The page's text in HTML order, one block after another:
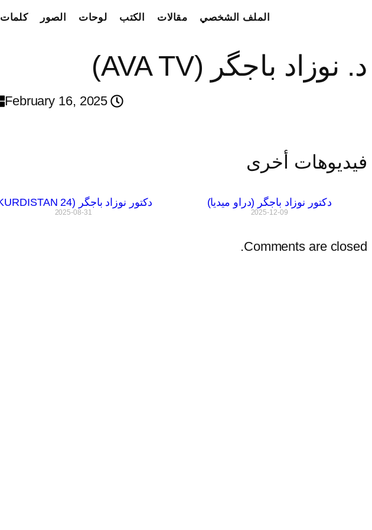
الملف الشخصي مقالات الكتب لوحات الصور كلمات
د. نوزاد باجگر (AVA TV)
February 16, 2025
فيديوهات أخرى
دکتور نوزاد باجگر (دراو میدیا)
2025-12-09
دکتور نوزاد باجگر (KURDISTAN 24)
2025-08-31
Comments are closed.